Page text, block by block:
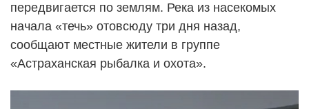
передвигается по землям. Река из насекомых
начала «течь» отовсюду три дня назад,
сообщают местные жители в группе
«Астраханская рыбалка и охота».